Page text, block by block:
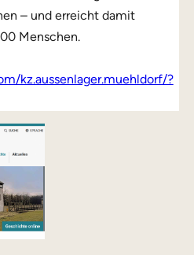
– und erreicht damit
Menschen.
kz.aussenlager.muehldorf/?